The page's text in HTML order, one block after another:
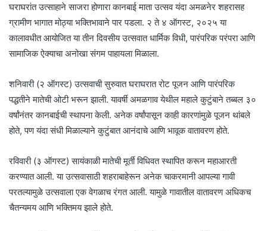
घराघरांत उत्साहाने साजरा होणारा कानबाई माता उत्सव यंदा अमळनेर शहरासह
ग्रामीण भागात मोठ्या भक्तिभावाने पार पडला. २ ते ४ ऑगस्ट, २०२५ या
कालावधीत आयोजित या तीन दिवसीय उत्सवात धार्मिक विधी, पारंपरिक परंपरा आणि
सामाजिक ऐक्याचा अनोखा संगम पाहायला मिळाला.
शनिवारी (२ ऑगस्ट) उत्सवाची सुरुवात घराघरात रोट पूजन आणि पारंपरिक
पद्धतीने मातेची ओटी भरून झाली. यावर्षी अमळगाव येथील महाले कुटुंबाने तब्बल ३०
वर्षांनंतर कानबाईची स्थापना केली. अनेक वर्षांपासून काही कारणांमुळे पूजन थांबले
होते, पण यंदा संधी मिळाल्याने कुटुंबात आनंदाचे आणि भावूक वातावरण होते.
रविवारी (३ ऑगस्ट) सायंकाळी मातेची मूर्ती विधिवत स्थापित करून महाआरती
करण्यात आली. या उत्सवासाठी शहराबाहेरून अनेक चाकरमानी आपल्या गावी
परतल्यामुळे उत्सवाला एक वेगळाच रंगत आली. यामुळे गावातील वातावरण अधिकच
चैतन्यमय आणि भक्तिमय झाले होते.